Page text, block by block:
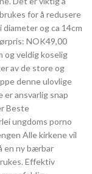
for å redusere
diameter og ca 14cm
NOK49,00
og veldig koselig
av de store og
denne ulovlige
er ansvarlig snap
Beste
ungdoms porno
Alle kirkene vil
en ny bærbar
Effektiv